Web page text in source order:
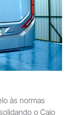
às normas
o Caio